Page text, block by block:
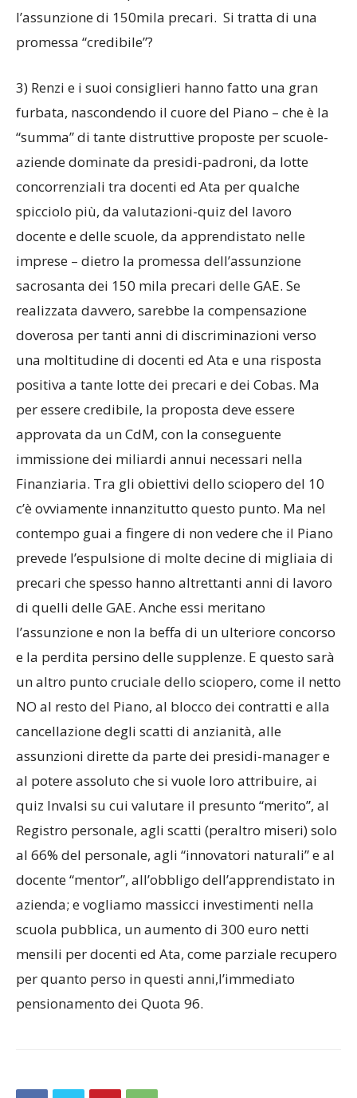
l’assunzione di 150mila precari. Si tratta di una
promessa “credibile”?
3) Renzi e i suoi consiglieri hanno fatto una gran
furbata, nascondendo il cuore del Piano – che è la
“summa” di tante distruttive proposte per scuole-
aziende dominate da presidi-padroni, da lotte
concorrenziali tra docenti ed Ata per qualche
spicciolo più, da valutazioni-quiz del lavoro
docente e delle scuole, da apprendistato nelle
imprese – dietro la promessa dell’assunzione
sacrosanta dei 150 mila precari delle GAE. Se
realizzata davvero, sarebbe la compensazione
doverosa per tanti anni di discriminazioni verso
una moltitudine di docenti ed Ata e una risposta
positiva a tante lotte dei precari e dei Cobas. Ma
per essere credibile, la proposta deve essere
approvata da un CdM, con la conseguente
immissione dei miliardi annui necessari nella
Finanziaria. Tra gli obiettivi dello sciopero del 10
c’è ovviamente innanzitutto questo punto. Ma nel
contempo guai a fingere di non vedere che il Piano
prevede l’espulsione di molte decine di migliaia di
precari che spesso hanno altrettanti anni di lavoro
di quelli delle GAE. Anche essi meritano
l’assunzione e non la beffa di un ulteriore concorso
e la perdita persino delle supplenze. E questo sarà
un altro punto cruciale dello sciopero, come il netto
NO al resto del Piano, al blocco dei contratti e alla
cancellazione degli scatti di anzianità, alle
assunzioni dirette da parte dei presidi-manager e
al potere assoluto che si vuole loro attribuire, ai
quiz Invalsi su cui valutare il presunto “merito”, al
Registro personale, agli scatti (peraltro miseri) solo
al 66% del personale, agli “innovatori naturali” e al
docente “mentor”, all’obbligo dell’apprendistato in
azienda; e vogliamo massicci investimenti nella
scuola pubblica, un aumento di 300 euro netti
mensili per docenti ed Ata, come parziale recupero
per quanto perso in questi anni,l’immediato
pensionamento dei Quota 96.